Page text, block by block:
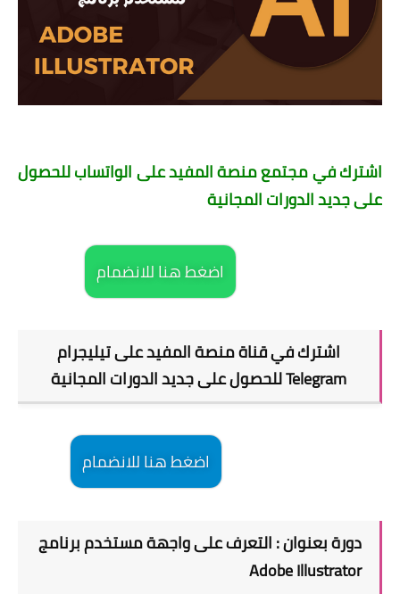
اشترك في مجتمع منصة المفيد على الواتساب للحصول
على جديد الدورات المجانية
اضغط هنا للانضمام
اشترك في قناة منصة المفيد على تيليجرام
Telegram للحصول على جديد الدورات المجانية
اضغط هنا للانضمام
دورة بعنوان : التعرف على واجهة مستخدم برنامج
Adobe Illustrator